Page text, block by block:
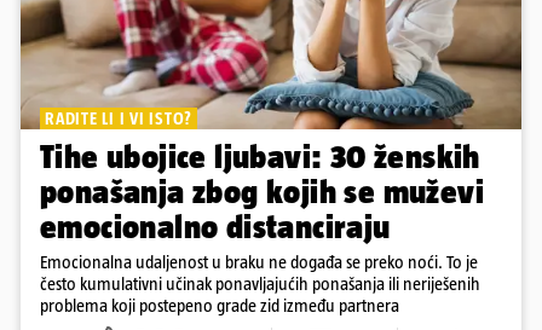
RADITE LI I VI ISTO?
Tihe ubojice ljubavi: 30 ženskih
ponašanja zbog kojih se muževi
emocionalno distanciraju
Emocionalna udaljenost u braku ne događa se preko noći. To je
često kumulativni učinak ponavljajućih ponašanja ili neriješenih
problema koji postepeno grade zid između partnera